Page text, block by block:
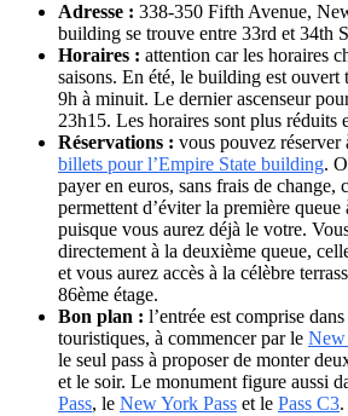
Adresse : 338-350 Fifth Avenue,
building se trouve entre 33rd et 34th
Horaires : attention car les horaires
saisons. En été, le building est ouvert
9h à minuit. Le dernier ascenseur
23h15. Les horaires sont plus réduits
Réservations : vous pouvez réserver
billets pour l’Empire State building.
payer en euros, sans frais de change,
permettent d’éviter la première queue
puisque vous aurez déjà le votre.
directement à la deuxième queue,
et vous aurez accès à la célèbre
86ème étage.
Bon plan : l’entrée est comprise
touristiques, à commencer par le New
le seul pass à proposer de monter
et le soir. Le monument figure aussi
Pass, le New York Pass et le Pass C3.